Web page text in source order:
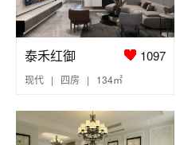
泰禾红御 1097
现代 | 四房 | 134㎡